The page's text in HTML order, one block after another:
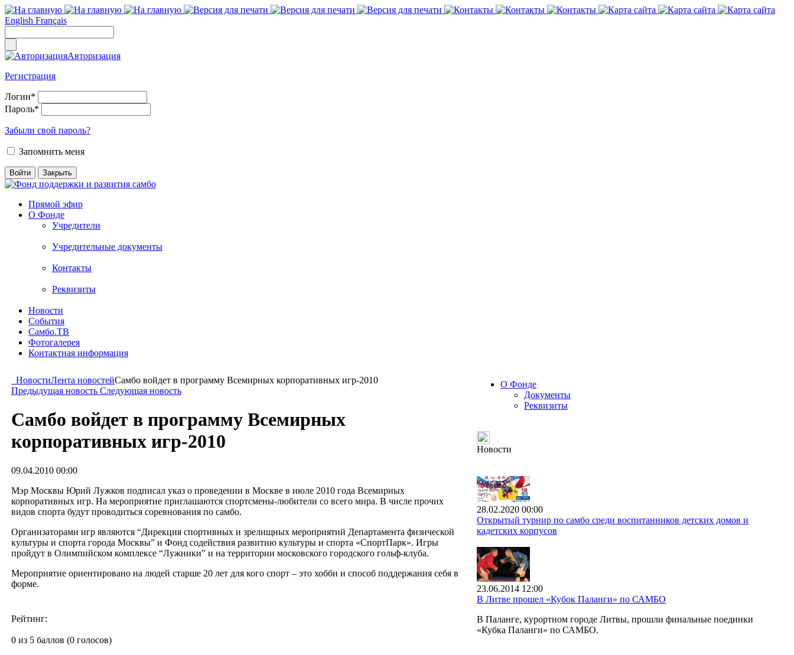
English Français
Авторизация
Регистрация
Логин*
Пароль*
Забыли свой пароль?
Запомнить меня
Прямой эфир
О Фонде
Учредители
Учредительные документы
Контакты
Реквизиты
Новости
События
Самбо.ТВ
Фотогалерея
Контактная информация
НовостиЛента новостейСамбо войдет в программу Всемирных корпоративных игр-2010
Предыдущая новость Следующая новость
Самбо войдет в программу Всемирных
корпоративных игр-2010
09.04.2010 00:00
Мэр Москвы Юрий Лужков подписал указ о проведении в Москве в июле 2010 года Всемирных
корпоративных игр. На мероприятие приглашаются спортсмены-любители со всего мира. В числе прочих
видов спорта будут проводиться соревнования по самбо.
Организаторами игр являются “Дирекция спортивных и зрелищных мероприятий Департамента физической
культуры и спорта города Москвы” и Фонд содействия развитию культуры и спорта «СпортПарк». Игры
пройдут в Олимпийском комплексе “Лужники” и на территории московского городского гольф-клуба.
Мероприятие ориентировано на людей старше 20 лет для кого спорт – это хобби и способ поддержания себя в
форме.
Рейтинг:
0 из 5 баллов (0 голосов)
О Фонде
Документы
Реквизиты
Новости
28.02.2020 00:00
Открытый турнир по самбо среди воспитанников детских домов и
кадетских корпусов
23.06.2014 12:00
В Литве прошел «Кубок Паланги» по САМБО
В Паланге, курортном городе Литвы, прошли финальные поединки
«Кубка Паланги» по САМБО.